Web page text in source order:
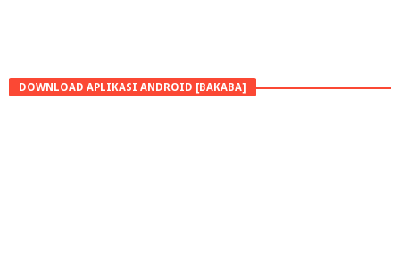
DOWNLOAD APLIKASI ANDROID [BAKABA]